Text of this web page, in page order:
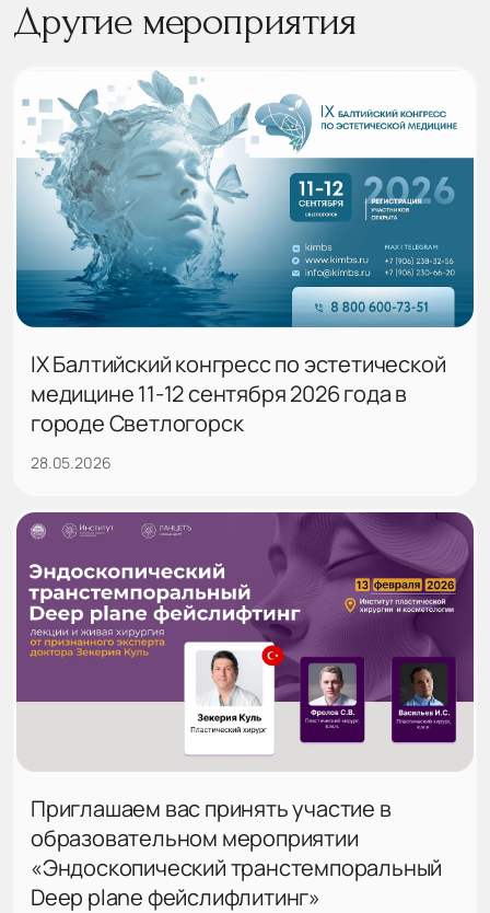
Другие мероприятия
IX Балтийский конгресс по эстетической
медицине 11-12 сентября 2026 года в
городе Светлогорск
28.05.2026
Приглашаем вас принять участие в
образовательном мероприятии
«Эндоскопический транстемпоральный
Deep plane фейслифлитинг»